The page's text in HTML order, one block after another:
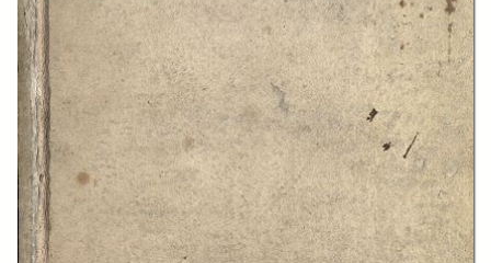
Policy Collections Providers Exhibitions
Search Term